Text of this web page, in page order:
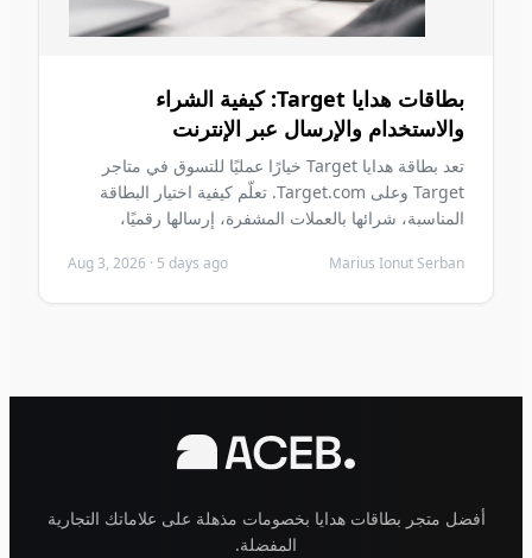
بطاقات هدايا Target: كيفية الشراء
والاستخدام والإرسال عبر الإنترنت
تعد بطاقة هدايا Target خيارًا عمليًا للتسوق في متاجر
Target وعلى Target.com. تعلّم كيفية اختيار البطاقة
المناسبة، شرائها بالعملات المشفرة، إرسالها رقميًا،
Marius Ionut Serban
Aug 3, 2026·5 days ago
أفضل متجر بطاقات هدايا بخصومات مذهلة على علاماتك التجارية
المفضلة.